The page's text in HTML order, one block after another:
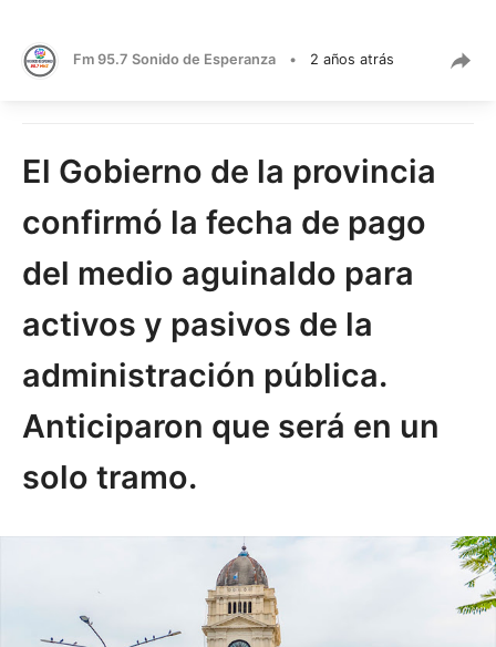
Fm 95.7 Sonido de Esperanza • 2 años atrás
El Gobierno de la provincia
confirmó la fecha de pago
del medio aguinaldo para
activos y pasivos de la
administración pública.
Anticiparon que será en un
solo tramo.